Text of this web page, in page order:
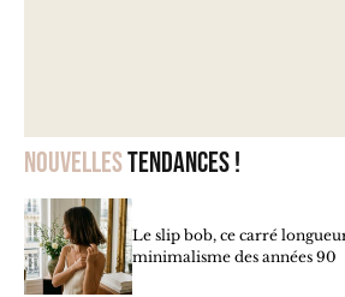
Nouvellestendances !
Le slip bob, ce carré
minimalisme des années 90